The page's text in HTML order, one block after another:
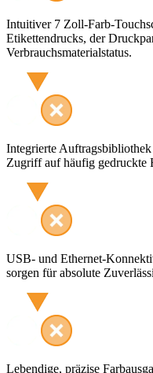
Intuitiver 7 Zoll-Farb-
Etikettendrucks, der
Verbrauchsmaterialstatus.
Integrierte
Zugriff auf häufig gedruckte
USB- und Ethernet-
sorgen für absolute
Lebendige, präzise